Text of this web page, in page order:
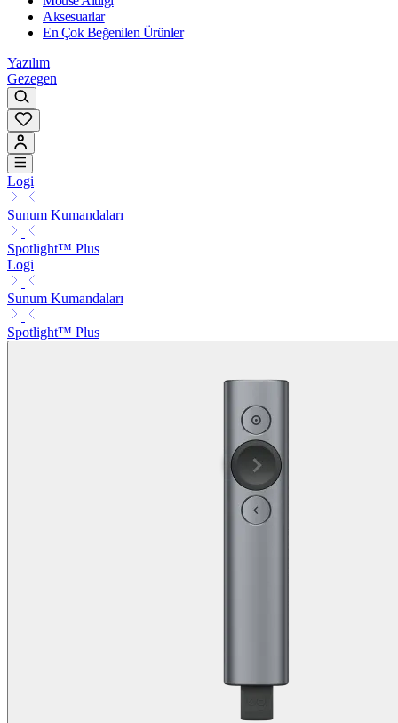
Aksesuarlar
En Çok Beğenilen Ürünler
Yazılım
Gezegen
Logi
Sunum Kumandaları
Spotlight™ Plus
Logi
Sunum Kumandaları
Spotlight™ Plus